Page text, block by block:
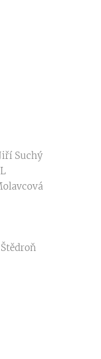
Suchý